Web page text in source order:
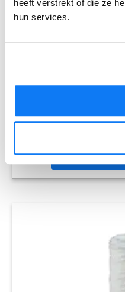
heeft verstrekt of die ze
hun services.
AQUAlogic
€
Toevoegen